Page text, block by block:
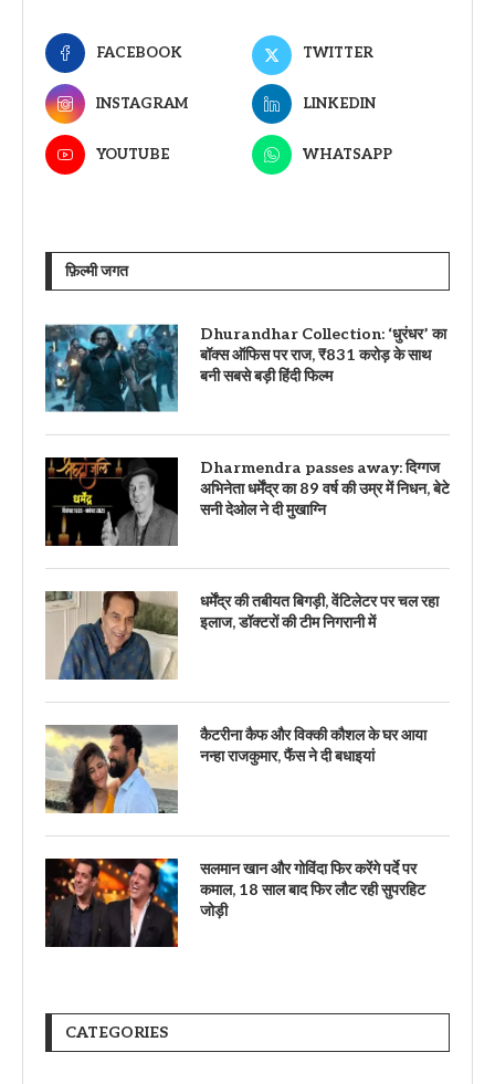
FACEBOOK TWITTER
INSTAGRAM LINKEDIN
YOUTUBE WHATSAPP
फ़िल्मी जगत
Dhurandhar Collection: ‘धुरंधर’ का
बॉक्स ऑफिस पर राज, ₹831 करोड़ के साथ
बनी सबसे बड़ी हिंदी फिल्म
Dharmendra passes away: दिग्गज
अभिनेता धर्मेंद्र का 89 वर्ष की उम्र में निधन, बेटे
सनी देओल ने दी मुखाग्नि
धर्मेंद्र की तबीयत बिगड़ी, वेंटिलेटर पर चल रहा
इलाज, डॉक्टरों की टीम निगरानी में
कैटरीना कैफ और विक्की कौशल के घर आया
नन्हा राजकुमार, फैंस ने दी बधाइयां
सलमान खान और गोविंदा फिर करेंगे पर्दे पर
कमाल, 18 साल बाद फिर लौट रही सुपरहिट
जोड़ी
CATEGORIES